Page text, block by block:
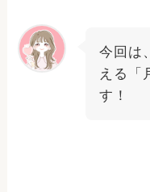
今回は
える「
す！